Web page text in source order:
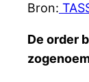
Bron:
De order